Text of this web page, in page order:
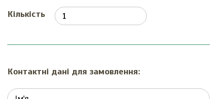
Кількість
Контактні дані для замовлення: